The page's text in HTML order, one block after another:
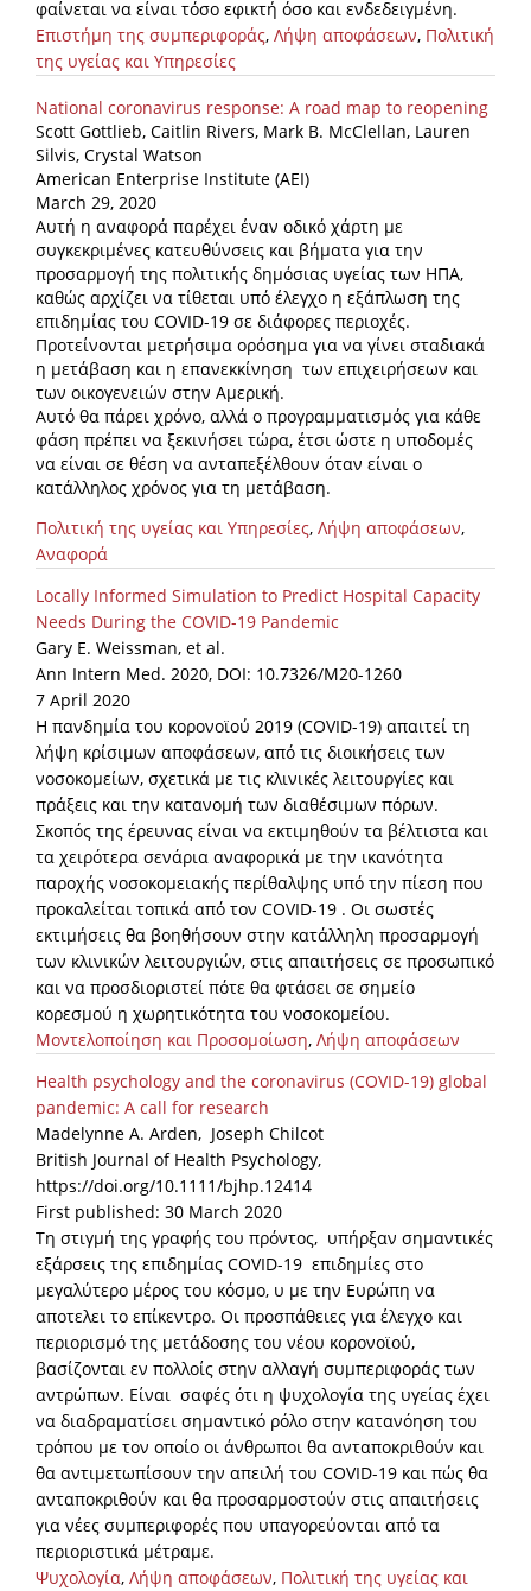
φαίνεται να είναι τόσο εφικτή όσο και ενδεδειγμένη.
Επιστήμη της συμπεριφοράς, Λήψη αποφάσεων, Πολιτική
της υγείας και Υπηρεσίες
National coronavirus response: A road map to reopening
Scott Gottlieb, Caitlin Rivers, Mark B. McClellan, Lauren
Silvis, Crystal Watson
American Enterprise Institute (AEI)
March 29, 2020
Αυτή η αναφορά παρέχει έναν οδικό χάρτη με
συγκεκριμένες κατευθύνσεις και βήματα για την
προσαρμογή της πολιτικής δημόσιας υγείας των ΗΠΑ,
καθώς αρχίζει να τίθεται υπό έλεγχο η εξάπλωση της
επιδημίας του COVID-19 σε διάφορες περιοχές.
Προτείνονται μετρήσιμα ορόσημα για να γίνει σταδιακά
η μετάβαση και η επανεκκίνηση των επιχειρήσεων και
των οικογενειών στην Αμερική.
Αυτό θα πάρει χρόνο, αλλά ο προγραμματισμός για κάθε
φάση πρέπει να ξεκινήσει τώρα, έτσι ώστε η υποδομές
να είναι σε θέση να ανταπεξέλθουν όταν είναι ο
κατάλληλος χρόνος για τη μετάβαση.
Πολιτική της υγείας και Υπηρεσίες, Λήψη αποφάσεων,
Αναφορά
Locally Informed Simulation to Predict Hospital Capacity
Needs During the COVID-19 Pandemic
Gary E. Weissman, et al.
Ann Intern Med. 2020, DOI: 10.7326/M20-1260
7 April 2020
Η πανδημία του κορονοϊού 2019 (COVID-19) απαιτεί τη
λήψη κρίσιμων αποφάσεων, από τις διοικήσεις των
νοσοκομείων, σχετικά με τις κλινικές λειτουργίες και
πράξεις και την κατανομή των διαθέσιμων πόρων.
Σκοπός της έρευνας είναι να εκτιμηθούν τα βέλτιστα και
τα χειρότερα σενάρια αναφορικά με την ικανότητα
παροχής νοσοκομειακής περίθαλψης υπό την πίεση που
προκαλείται τοπικά από τον COVID-19 . Οι σωστές
εκτιμήσεις θα βοηθήσουν στην κατάλληλη προσαρμογή
των κλινικών λειτουργιών, στις απαιτήσεις σε προσωπικό
και να προσδιοριστεί πότε θα φτάσει σε σημείο
κορεσμού η χωρητικότητα του νοσοκομείου.
Μοντελοποίηση και Προσομοίωση, Λήψη αποφάσεων
Health psychology and the coronavirus (COVID-19) global
pandemic: A call for research
Madelynne A. Arden, Joseph Chilcot
British Journal of Health Psychology,
https://doi.org/10.1111/bjhp.12414
First published: 30 March 2020
Τη στιγμή της γραφής του πρόντος, υπήρξαν σημαντικές
εξάρσεις της επιδημίας COVID-19 επιδημίες στο
μεγαλύτερο μέρος του κόσμο, υ με την Ευρώπη να
αποτελει το επίκεντρο. Οι προσπάθειες για έλεγχο και
περιορισμό της μετάδοσης του νέου κορονοϊού,
βασίζονται εν πολλοίς στην αλλαγή συμπεριφοράς των
αντρώπων. Είναι σαφές ότι η ψυχολογία της υγείας έχει
να διαδραματίσει σημαντικό ρόλο στην κατανόηση του
τρόπου με τον οποίο οι άνθρωποι θα ανταποκριθούν και
θα αντιμετωπίσουν την απειλή του COVID-19 και πώς θα
ανταποκριθούν και θα προσαρμοστούν στις απαιτήσεις
για νέες συμπεριφορές που υπαγορεύονται από τα
περιοριστικά μέτραμε.
Ψυχολογία, Λήψη αποφάσεων, Πολιτική της υγείας και